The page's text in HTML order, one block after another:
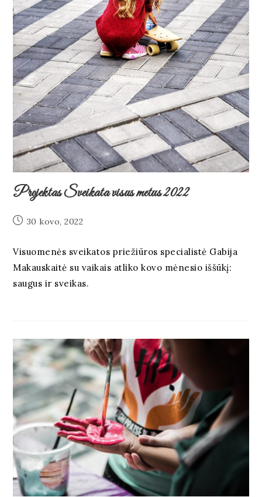
Projektas Sveikata visus metus 2022
30 kovo, 2022
Visuomenės sveikatos priežiūros specialistė Gabija
Makauskaitė su vaikais atliko kovo mėnesio iššūkį:
saugus ir sveikas.